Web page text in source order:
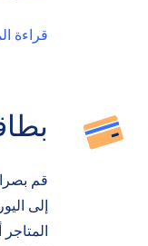
قراءة
قم
إلى